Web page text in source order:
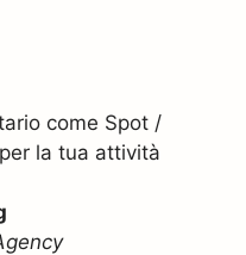
come Spot /
la tua attività